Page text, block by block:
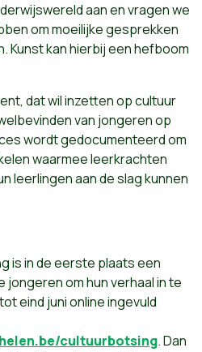
aan en vragen we
om moeilijke gesprekken
Kunst kan hierbij een hefboom
dat wil inzetten op cultuur
van jongeren op
wordt gedocumenteerd om
waarmee leerkrachten
leerlingen aan de slag kunnen
is in de eerste plaats een
jongeren om hun verhaal in te
eind juni online ingevuld
cultuurbotsing. Dan